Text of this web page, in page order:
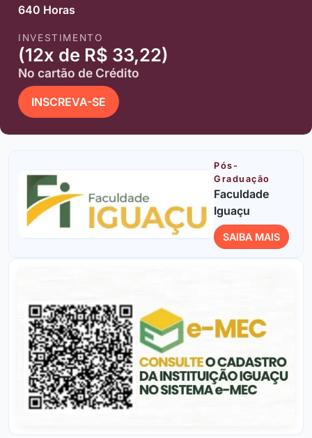
640 Horas
INVESTIMENTO
(12x de R$ 33,22)
No cartão de Crédito
INSCREVA-SE
Pós-
Graduação
Faculdade
Iguaçu
SAIBA MAIS